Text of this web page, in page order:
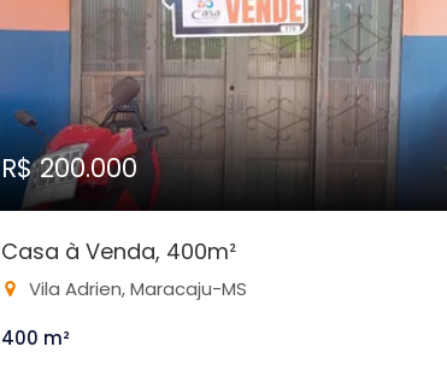
R$ 200.000
Casa à Venda, 400m²
Vila Adrien, Maracaju-MS
400 m²